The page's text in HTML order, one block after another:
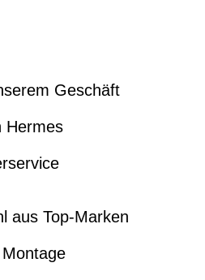
Geschäft
Hermes
aus Top-Marken